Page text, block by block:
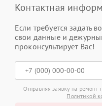
Контактная
Если требуется задать
свои данные и
проконсультирует Вас!
Отправляя заявку на ремонт
Политикой